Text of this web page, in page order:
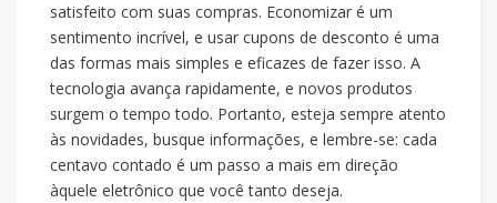
satisfeito com suas compras. Economizar é um
sentimento incrível, e usar cupons de desconto é uma
das formas mais simples e eficazes de fazer isso. A
tecnologia avança rapidamente, e novos produtos
surgem o tempo todo. Portanto, esteja sempre atento
às novidades, busque informações, e lembre-se: cada
centavo contado é um passo a mais em direção
àquele eletrônico que você tanto deseja.